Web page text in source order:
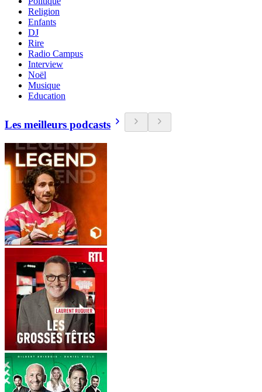
Religion
Enfants
DJ
Rire
Radio Campus
Interview
Noël
Musique
Education
Les meilleurs podcasts